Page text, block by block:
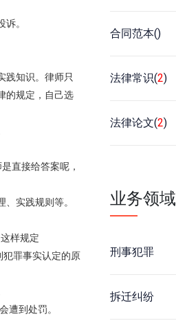
。
践知识。律师只
的规定，自己选
直接给答案呢，
实践规则等。
样规定
罪事实认定的原
遭到处罚。
合同范本()
法律常识(2)
法律论文(2)
业务领域
刑事犯罪
拆迁纠纷